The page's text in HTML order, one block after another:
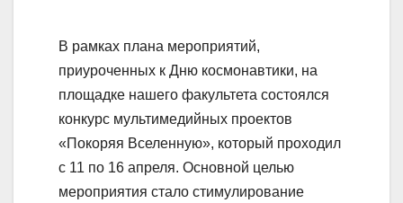
В рамках плана мероприятий,
приуроченных к Дню космонавтики, на
площадке нашего факультета состоялся
конкурс мультимедийных проектов
«Покоряя Вселенную», который проходил
с 11 по 16 апреля. Основной целью
мероприятия стало стимулирование